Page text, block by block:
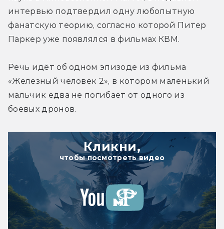
интервью подтвердил одну любопытную
фанатскую теорию, согласно которой Питер
Паркер уже появлялся в фильмах КВМ.
Речь идёт об одном эпизоде из фильма
«Железный человек 2», в котором маленький
мальчик едва не погибает от одного из
боевых дронов.
Кликни,
чтобы посмотреть видео